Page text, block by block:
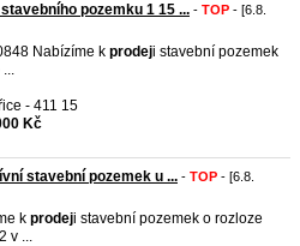
pozemku 1 15 ... - TOP - [6.8.
Nabízíme k prodeji stavební pozemek
...
- 411 15
Kč
stavební pozemek u ... - TOP - [6.8.
k prodeji stavební pozemek o rozloze
v ...